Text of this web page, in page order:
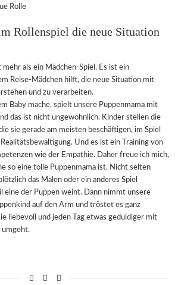
Rollenspiel die neue Situation
mehr als ein Mädchen-Spiel. Es ist ein
Reise-Mädchen hilft, die neue Situation mit
und zu verarbeiten.
Baby mache, spielt unsere Puppenmama mit
das ist nicht ungewöhnlich. Kinder stellen die
sie gerade am meisten beschäftigen, im Spiel
Und es ist ein Training von
wie der Empathie. Daher freue ich mich,
so eine tolle Puppenmama ist. Nicht selten
das Malen oder ein anderes Spiel
eine der Puppen weint. Dann nimmt unsere
auf den Arm und tröstet es ganz
liebevoll und jeden Tag etwas geduldiger mit
umgeht.